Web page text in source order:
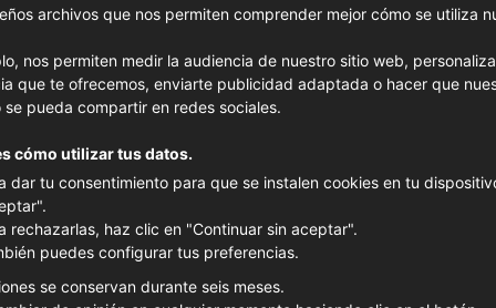
con un vino blanco del Jura?
sentidos!
archivos que nos permiten comprender mejor cómo se utiliza
nos permiten medir la audiencia de nuestro sitio web,
que te ofrecemos, enviarte publicidad adaptada o hacer que
pueda compartir en redes sociales.
cómo utilizar tus datos.
dar tu consentimiento para que se instalen cookies en tu
rechazarlas, haz clic en "Continuar sin aceptar".
puedes configurar tus preferencias.
se conservan durante seis meses.